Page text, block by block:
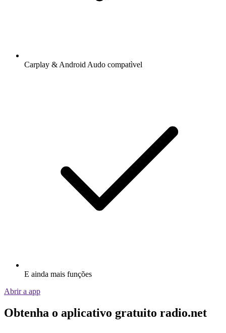
Carplay & Android Audo compatìvel
E ainda mais funções
Abrir a app
Obtenha o aplicativo gratuito radio.net